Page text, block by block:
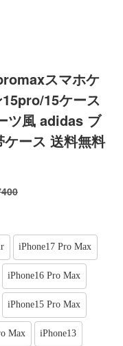
スマホケ
15ケース
ツ風 adidas ブ
ース 送料無料
iPhone17 Pro Max
iPhone16 Pro Max
iPhone15 Pro Max
Max iPhone13